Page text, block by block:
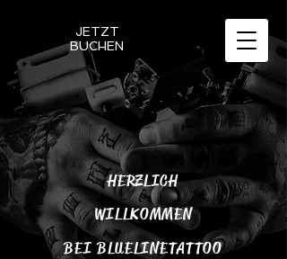
JETZT
BUCHEN
HERZLICH
WILLKOMMEN
BEI BLUELINETATTOO